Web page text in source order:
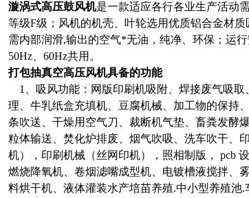
漩涡式高压鼓风机是一款适应各行各业生产活动
等级F级；风机的机壳、叶轮选用优质铝合金材
需内部润滑,输出的空气*无油，纯净、环保；运
50Hz、60Hz共用。
打包抽真空高压风机具备的功能
1、吸风功能：网版印刷机吸附、焊接废气吸
理、牛乳纸盒充填机、豆腐机械、加工物的保持
条吹送、干燥用空气刀、裁断机气垫、畜粪发酵
粒体输送、焚化炉排废、烟气吹吸、洗车吹干、
机），印刷机械（丝网印机），照相制版， pcb
燃烧降氧机、卷烟滤嘴成型机、电镀槽液搅拌、
料烘干机、液体灌装水产培苗养殖.中小型养殖池